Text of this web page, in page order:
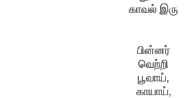
காவல் இரு
பின்னர்
வெற்றி
பூவாய்,
காயாய்,